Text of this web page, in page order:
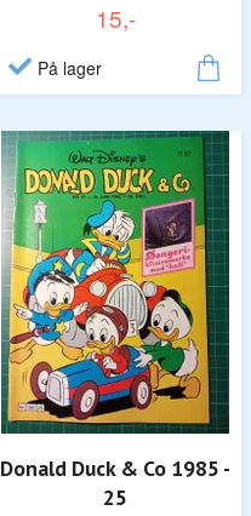
15,-
På lager
Donald Duck & Co 1985 -
25